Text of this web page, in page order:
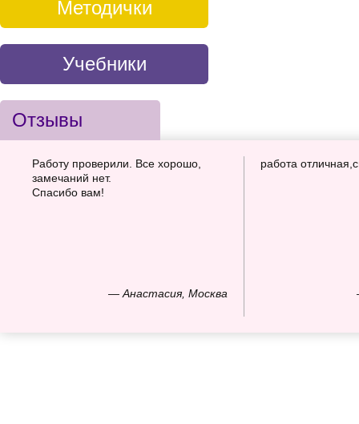
Методички
Учебники
Отзывы
— Анастасия, Москва
Работу проверили. Все хорошо,
замечаний нет.
Спасибо вам!
работа